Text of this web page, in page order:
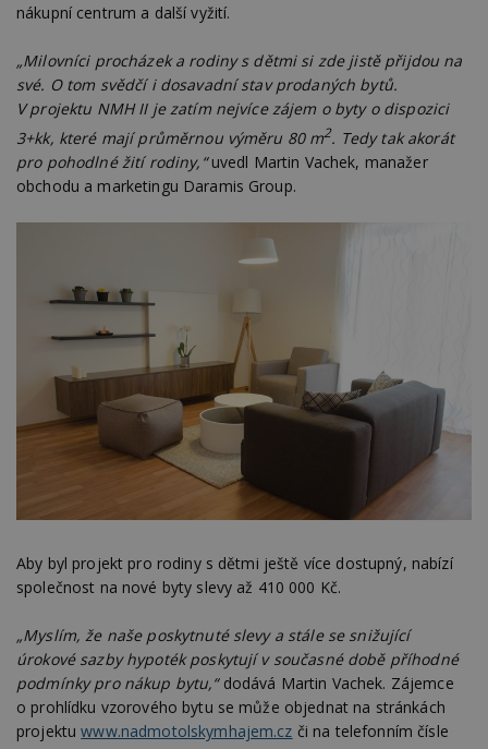
nákupní centrum a další vyžití.
„Milovníci procházek a rodiny s dětmi si zde jistě přijdou na
své. O tom svědčí i dosavadní stav prodaných bytů.
V projektu NMH II je zatím nejvíce zájem o byty o dispozici
3+kk, které mají průměrnou výměru 80 m2. Tedy tak akorát
pro pohodlné žití rodiny,“uvedl Martin Vachek, manažer
obchodu a marketingu Daramis Group.
Aby byl projekt pro rodiny s dětmi ještě více dostupný, nabízí
společnost na nové byty slevy až 410 000 Kč.
„Myslím, že naše poskytnuté slevy a stále se snižující
úrokové sazby hypoték poskytují v současné době příhodné
podmínky pro nákup bytu,“dodává Martin Vachek. Zájemce
o prohlídku vzorového bytu se může objednat na stránkách
projektuwww.nadmotolskymhajem.cz či na telefonním čísle